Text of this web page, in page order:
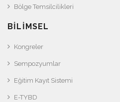
Bölge Temsilcilikleri
BILIMSEL
Kongreler
Sempozyumlar
Eğitim Kayıt Sistemi
E-TYBD